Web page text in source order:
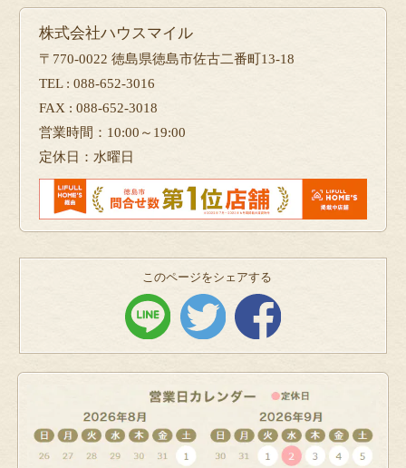
株式会社ハウスマイル
〒770-0022 徳島県徳島市佐古二番町13-18
TEL : 088-652-3016
FAX : 088-652-3018
営業時間：10:00～19:00
定休日：水曜日
このページをシェアする